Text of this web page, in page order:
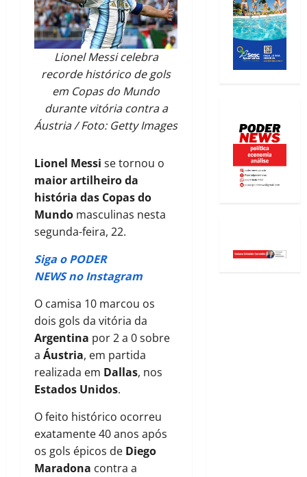
Lionel Messi celebra
recorde histórico de gols
em Copas do Mundo
durante vitória contra a
Áustria / Foto: Getty Images
Lionel Messi se tornou o
maior artilheiro da
história das Copas do
Mundo masculinas nesta
segunda-feira, 22.
Siga o PODER
NEWS no Instagram
O camisa 10 marcou os
dois gols da vitória da
Argentina por 2 a 0 sobre
a Áustria, em partida
realizada em Dallas, nos
Estados Unidos.
O feito histórico ocorreu
exatamente 40 anos após
os gols épicos de Diego
Maradona contra a